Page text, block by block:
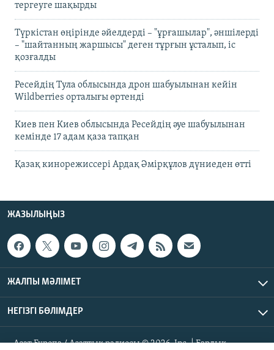
тергеуге шақырды
Түркістан өңірінде әйелдерді – "ұрғашылар", әншілерді
– "шайтанның жаршысы" деген тұрғын ұсталып, іс
қозғалды
Ресейдің Тула облысында дрон шабуылынан кейін
Wildberries орталығы өртенді
Киев пен Киев облысында Ресейдің әуе шабуылынан
кемінде 17 адам қаза тапқан
Қазақ кинорежиссері Ардақ Әмірқұлов дүниеден өтті
ЖАЗЫЛЫҢЫЗ
ЖАЛПЫ МӘЛІМЕТ
НЕГІЗГІ БӨЛІМДЕР
Азат Еуропа / Азаттық радиосы © 2026, Inc. | Барлық